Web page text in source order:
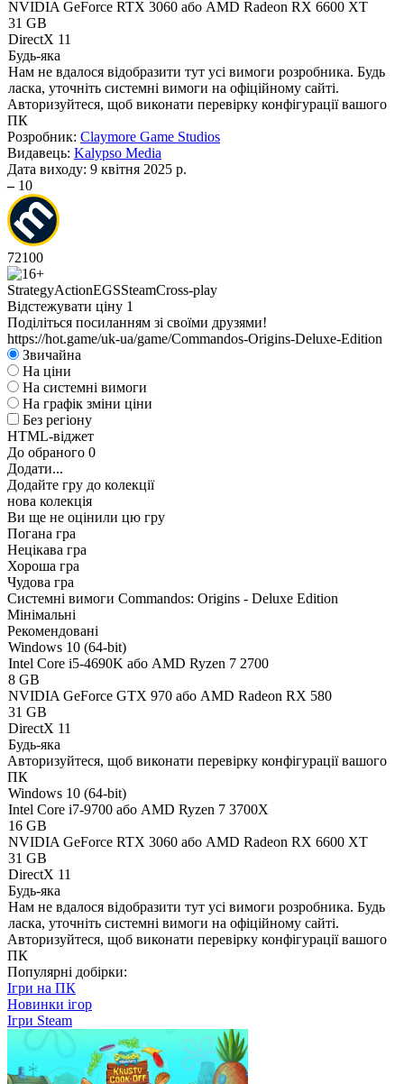
NVIDIA GeForce RTX 3060 або AMD Radeon RX 6600 XT
31 GB
DirectX 11
Будь-яка
Нам не вдалося відобразити тут усі вимоги розробника. Будь
ласка, уточніть системні вимоги на офіційному сайті.
Авторизуйтеся, щоб виконати перевірку конфігурації вашого
ПК
Розробник: Claymore Game Studios
Видавець: Kalypso Media
Дата виходу: 9 квітня 2025 р.
– 10
72100
StrategyActionEGSSteamCross-play
Відстежувати ціну 1
Поділіться посиланням зі своїми друзями!
https://hot.game/uk-ua/game/Commandos-Origins-Deluxe-Edition
Звичайна
На ціни
На системні вимоги
На графік зміни ціни
Без регіону
HTML-віджет
До обраного 0
Додати...
Додайте гру до колекції
нова колекція
Ви ще не оцінили цю гру
Погана гра
Нецікава гра
Хороша гра
Чудова гра
Системні вимоги Commandos: Origins - Deluxe Edition
Мінімальні
Рекомендовані
Windows 10 (64-bit)
Intel Core i5-4690K або AMD Ryzen 7 2700
8 GB
NVIDIA GeForce GTX 970 або AMD Radeon RX 580
31 GB
DirectX 11
Будь-яка
Авторизуйтеся, щоб виконати перевірку конфігурації вашого
ПК
Windows 10 (64-bit)
Intel Core i7-9700 або AMD Ryzen 7 3700X
16 GB
NVIDIA GeForce RTX 3060 або AMD Radeon RX 6600 XT
31 GB
DirectX 11
Будь-яка
Нам не вдалося відобразити тут усі вимоги розробника. Будь
ласка, уточніть системні вимоги на офіційному сайті.
Авторизуйтеся, щоб виконати перевірку конфігурації вашого
ПК
Популярні добірки:
Ігри на ПК
Новинки ігор
Ігри Steam